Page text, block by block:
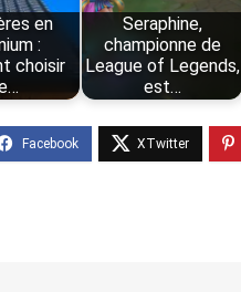
en
:
choisir
Seraphine,
championne de
League of Legends,
est…